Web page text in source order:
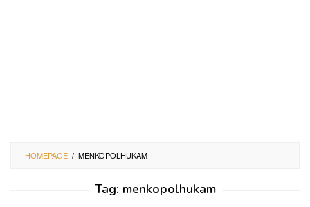
HOMEPAGE / MENKOPOLHUKAM
Tag: menkopolhukam